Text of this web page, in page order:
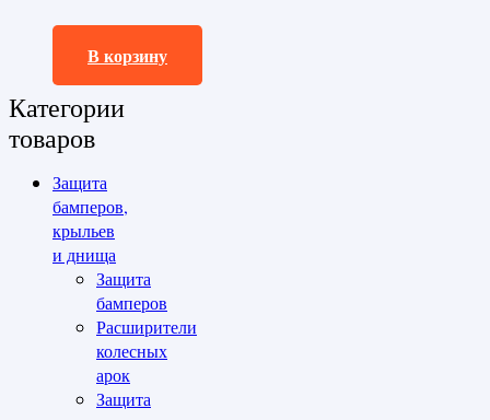
232800,0₽
В корзину
Категории
товаров
Защита
бамперов,
крыльев
и днища
Защита
бамперов
Расширители
колесных
арок
Защита